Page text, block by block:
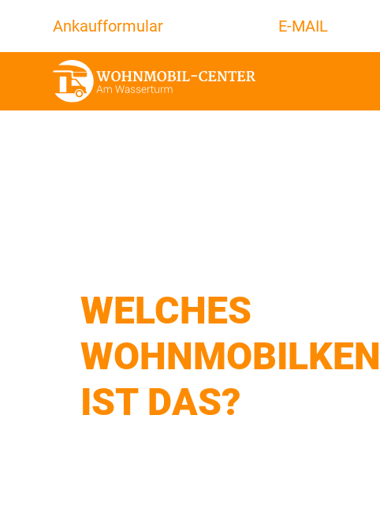
Ankaufformular E-MAIL
WELCHES
IST DAS?